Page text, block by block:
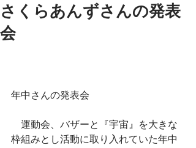
さくらあんずさんの発表
会
年中さんの発表会
運動会、バザーと『宇宙』を大きな
枠組みとし活動に取り入れていた年中